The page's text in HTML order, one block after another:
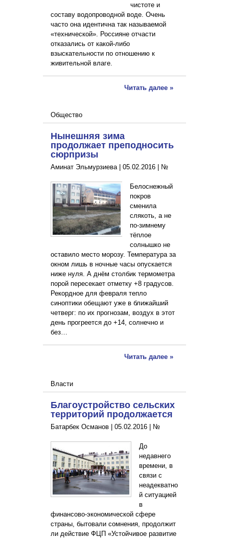
чистоте и
составу водопроводной воде. Очень
часто она идентична так называемой
«технической». Россияне отчасти
отказались от какой-либо
взыскательности по отношению к
живительной влаге.
Читать далее »
Общество
Нынешняя зима
продолжает преподносить
сюрпризы
Аминат Эльмурзиева | 05.02.2016 №
Белоснежный
покров
сменила
слякоть, а не
по-зимнему
тёплое
солнышко не
оставило место морозу. Температура за
окном лишь в ночные часы опускается
ниже нуля. А днём столбик термометра
порой пересекает отметку +8 градусов.
Рекордное для февраля тепло
синоптики обещают уже в ближайший
четверг: по их прогнозам, воздух в этот
день прогреется до +14, солнечно и
без…
Читать далее »
Власти
Благоустройство сельских
территорий продолжается
Батарбек Османов | 05.02.2016 №
До
недавнего
времени, в
связи с
неадекватно
й ситуацией
в
финансово-экономической сфере
страны, бытовали сомнения, продолжит
ли действие ФЦП «Устойчивое развитие